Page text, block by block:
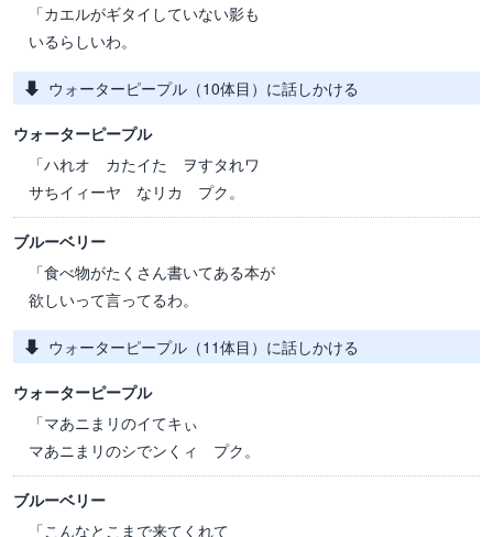
「カエルがギタイしていない影も
いるらしいわ。
ウォーターピープル（10体目）に話しかける
ウォーターピープル
「ハれオ カたイた ヲすタれワ
サちイィーヤ なリカ プク。
ブルーベリー
「食べ物がたくさん書いてある本が
欲しいって言ってるわ。
ウォーターピープル（11体目）に話しかける
ウォーターピープル
「マあニまリのイてキぃ
マあニまリのシでンくィ プク。
ブルーベリー
「こんなとこまで来てくれて